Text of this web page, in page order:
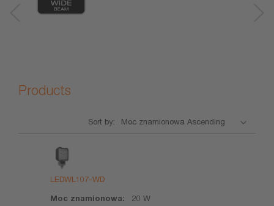
Products
Sort by:
Nazwa
produktu
LEDWL107-WD
20 W